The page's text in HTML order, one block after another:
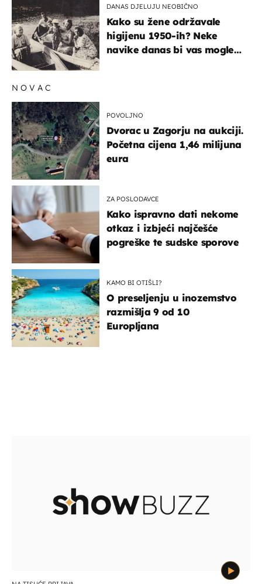
DANAS DJELUJU NEOBIČNO
Kako su žene održavale
higijenu 1950-ih? Neke
navike danas bi vas mogle
NOVAC
POVOLJNO
Dvorac u Zagorju na aukciji.
Početna cijena 1,46 milijuna
eura
ZA POSLODAVCE
Kako ispravno dati nekome
otkaz i izbjeći najčešće
pogreške te sudske sporove
KAMO BI OTIŠLI?
O preseljenju u inozemstvo
razmišlja 9 od 10
Europljana